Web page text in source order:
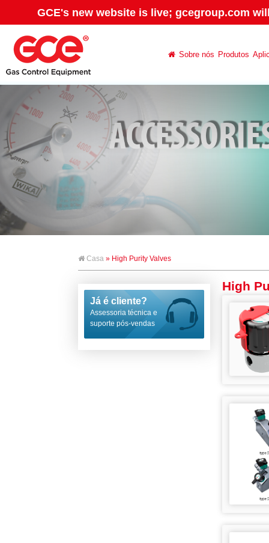
GCE's new website is live; gcegroup.com
Sobre nós Produtos
Casa » High Purity Valves
Já é cliente?
Assessoria técnica e
suporte pós-vendas
High